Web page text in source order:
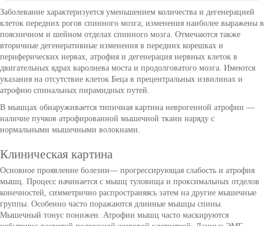
Заболевание характеризуется уменьшением количества и дегенерацией
клеток передних рогов спинного мозга; изменения наиболее выражены в
поясничном и шейном отделах спинного мозга. Отмечаются также
вторичные дегенеративные изменения в передних корешках и
периферических нервах, атрофия и дегенерация нервных клеток в
двигательных ядрах варолиева моста и продолговатого мозга. Имеются
указания на отсутствие клеток Беца в прецентральных извилинах и
атрофию спинальных пирамидных путей.
В мышцах обнаруживается типичная картина неврогенной атрофии —
наличие пучков атрофированной мышечной ткани наряду с
нормальными мышечными волокнами.
Клиническая картина
Основное проявление болезни— прогрессирующая слабость и атрофия
мышц. Процесс начинается с мышц туловища и проксимальных отделов
конечностей, симметрично распространяясь затем на другие мышечные
группы. Особенно часто поражаются длинные мышцы спины.
Мышечный тонус понижен. Атрофии мышц часто маскируются